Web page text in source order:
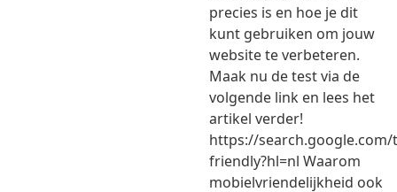
precies is en hoe je dit
kunt gebruiken om jouw
website te verbeteren.
Maak nu de test via de
volgende link en lees het
artikel verder!
https://
friendly?hl=nl Waarom
mobielvriendelijkheid ook